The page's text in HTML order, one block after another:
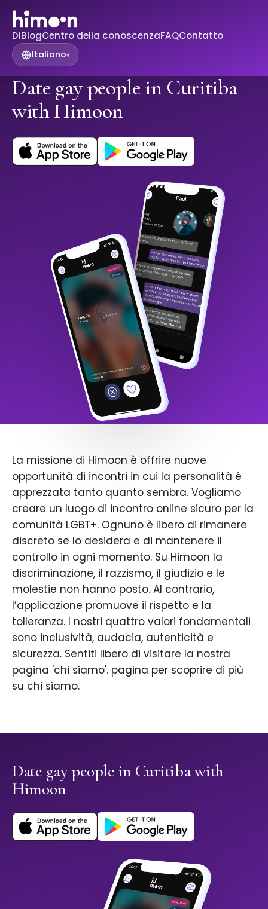
DiBlogCentro della conoscenzaFAQContatto
Italiano▾
Date gay people in Curitiba
with Himoon
La missione di Himoon è offrire nuove
opportunità di incontri in cui la personalità è
apprezzata tanto quanto sembra. Vogliamo
creare un luogo di incontro online sicuro per la
comunità LGBT+. Ognuno è libero di rimanere
discreto se lo desidera e di mantenere il
controllo in ogni momento. Su Himoon la
discriminazione, il razzismo, il giudizio e le
molestie non hanno posto. Al contrario,
l’applicazione promuove il rispetto e la
tolleranza. I nostri quattro valori fondamentali
sono inclusività, audacia, autenticità e
sicurezza. Sentiti libero di visitare la nostra
pagina 'chi siamo'. pagina per scoprire di più
su chi siamo.
Date gay people in Curitiba with
Himoon